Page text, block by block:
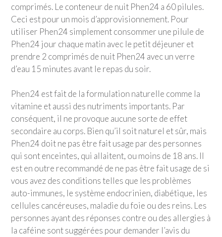
comprimés. Le conteneur de nuit Phen24 a 60 pilules.
Ceci est pour un mois d’approvisionnement. Pour
utiliser Phen24 simplement consommer une pilule de
Phen24 jour chaque matin avec le petit déjeuner et
prendre 2 comprimés de nuit Phen24 avec un verre
d’eau 15 minutes avant le repas du soir.
Phen24 est fait de la formulation naturelle comme la
vitamine et aussi des nutriments importants. Par
conséquent, il ne provoque aucune sorte de effet
secondaire au corps. Bien qu’il soit naturel et sûr, mais
Phen24 doit ne pas être fait usage par des personnes
qui sont enceintes, qui allaitent, ou moins de 18 ans. Il
est en outre recommandé de ne pas être fait usage de si
vous avez des conditions telles que les problèmes
auto-immunes, le système endocrinien, diabétique, les
cellules cancéreuses, maladie du foie ou des reins. Les
personnes ayant des réponses contre ou des allergies à
la caféine sont suggérées pour demander l’avis du